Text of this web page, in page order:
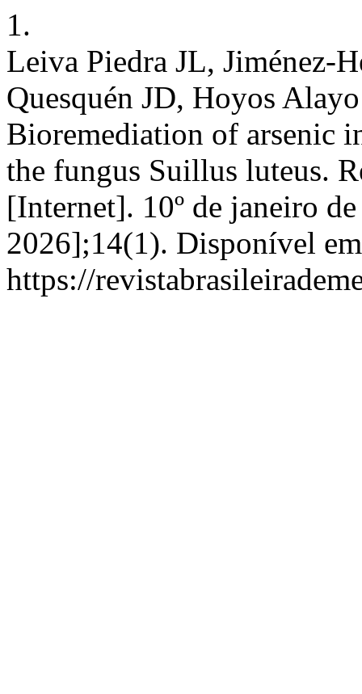
1.
Leiva Piedra JL, Jiménez-
Quesquén JD, Hoyos
Bioremediation of arsenic
the fungus Suillus luteus.
[Internet]. 10º de janeiro
2026];14(1). Disponível
https://